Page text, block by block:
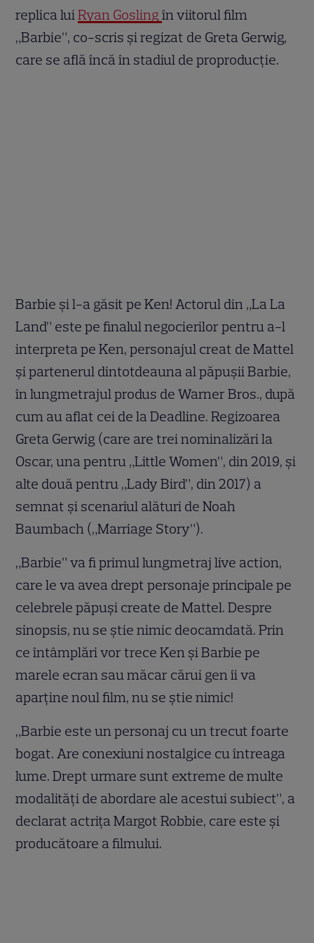
replica luiRyan Goslingîn viitorul film
„Barbie”, co-scris și regizat de Greta Gerwig,
care se află încă în stadiul de proproducție.
Barbie și l-a găsit pe Ken! Actorul din „La La
Land” este pe finalul negocierilor pentru a-l
interpreta pe Ken, personajul creat de Mattel
și partenerul dintotdeauna al păpușii Barbie,
în lungmetrajul produs de Warner Bros., după
cum au aflat cei de la Deadline. Regizoarea
Greta Gerwig (care are trei nominalizări la
Oscar, una pentru „Little Women”, din 2019, și
alte două pentru „Lady Bird”, din 2017) a
semnat și scenariul alături de Noah
Baumbach („Marriage Story”).
„Barbie” va fi primul lungmetraj live action,
care le va avea drept personaje principale pe
celebrele păpuși create de Mattel. Despre
sinopsis, nu se știe nimic deocamdată. Prin
ce întâmplări vor trece Ken și Barbie pe
marele ecran sau măcar cărui gen îi va
aparține noul film, nu se știe nimic!
„Barbie este un personaj cu un trecut foarte
bogat. Are conexiuni nostalgice cu întreaga
lume. Drept urmare sunt extreme de multe
modalități de abordare ale acestui subiect”, a
declarat actrița Margot Robbie, care este și
producătoare a filmului.